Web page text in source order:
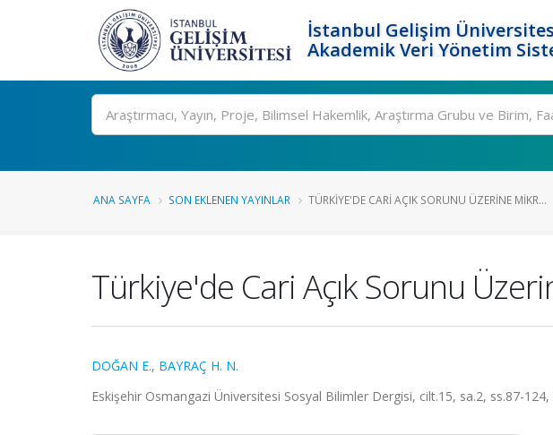
İstanbul Gelişim
Akademik Veri Yönetim
Ara
ANA SAYFA SON EKLENEN YAYINLAR TÜRKIYE'DE CARI AÇIK SORUNU ÜZERINE MIKR...
Türkiye'de Cari Açık Sorunu
DOĞAN E., BAYRAÇ H. N.
Eskişehir Osmangazi Üniversitesi Sosyal Bilimler Dergisi, cilt.15, sa.2, ss.87-